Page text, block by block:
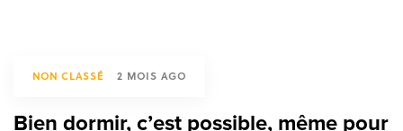
NON CLASSÉ 2 MOIS AGO
Bien dormir, c’est possible, même pour